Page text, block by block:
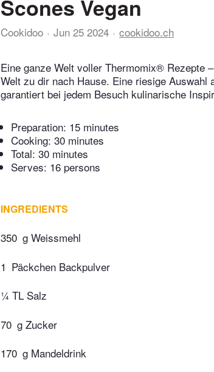
Scones Vegan
Cookidoo Jun 25 2024 cookidoo.ch
Eine ganze Welt voller Thermomix® Rezepte
Welt zu dir nach Hause. Eine riesige Auswahl
garantiert bei jedem Besuch kulinarische
Preparation: 15 minutes
Cooking: 30 minutes
Total: 30 minutes
Serves: 16 persons
INGREDIENTS
350 g Weissmehl
1 Päckchen Backpulver
¼ TL Salz
70 g Zucker
170 g Mandeldrink